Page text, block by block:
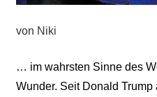
von Niki
… im wahrsten Sinne des
Wunder. Seit Donald